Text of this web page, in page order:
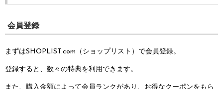
会員登録
まずはSHOPLIST.com（ショップリスト）で会員登録。
登録すると、数々の特典を利用できます。
また、購入金額によって会員ランクがあり、お得なクーポンをもら